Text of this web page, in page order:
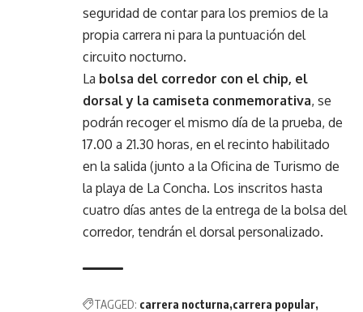
seguridad de contar para los premios de la
propia carrera ni para la puntuación del
circuito nocturno.
La bolsa del corredor con el chip, el
dorsal y la camiseta conmemorativa, se
podrán recoger el mismo día de la prueba, de
17.00 a 21.30 horas, en el recinto habilitado
en la salida (junto a la Oficina de Turismo de
la playa de La Concha. Los inscritos hasta
cuatro días antes de la entrega de la bolsa del
corredor, tendrán el dorsal personalizado.
TAGGED: carrera nocturna carrera popular